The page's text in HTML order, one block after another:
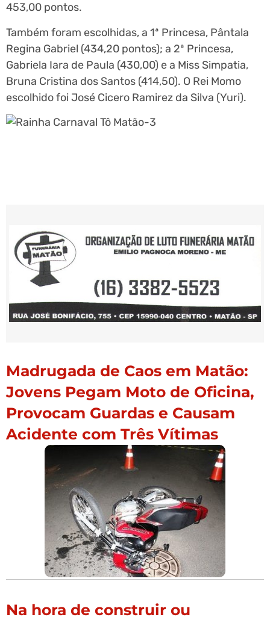
453,00 pontos.
Também foram escolhidas, a 1ª Princesa, Pântala
Regina Gabriel (434,20 pontos); a 2ª Princesa,
Gabriela Iara de Paula (430,00) e a Miss Simpatia,
Bruna Cristina dos Santos (414,50). O Rei Momo
escolhido foi José Cicero Ramirez da Silva (Yuri).
Madrugada de Caos em Matão:
Jovens Pegam Moto de Oficina,
Provocam Guardas e Causam
Acidente com Três Vítimas
Na hora de construir ou